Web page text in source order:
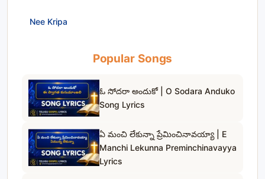
Nee Kripa
Popular Songs
ఓ సోదరా అందుకో | O Sodara Anduko
Song Lyrics
ఏ మంచి లేకున్నా ప్రేమించినావయ్యా | E
Manchi Lekunna Preminchinavayya
Lyrics